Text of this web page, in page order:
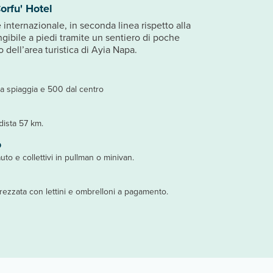
spiaggia e 500 dal centro
57 km.
e collettivi in pullman o minivan.
con lettini e ombrelloni a pagamento.
Hotel
in seconda linea rispetto alla
a piedi tramite un sentiero di poche
turistica di Ayia Napa.